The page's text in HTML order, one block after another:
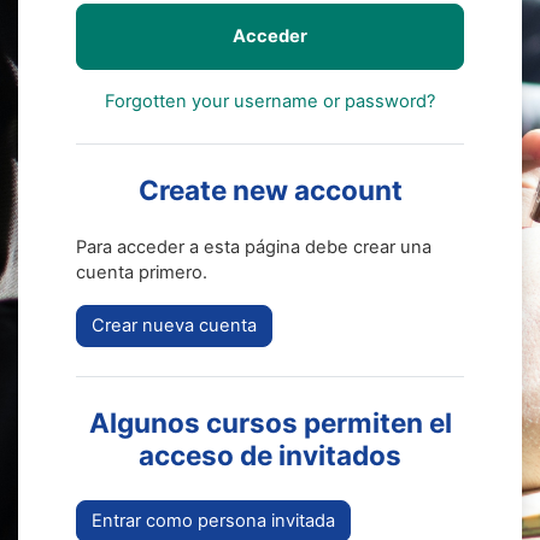
Acceder
Forgotten your username or password?
Create new account
Para acceder a esta página debe crear una
cuenta primero.
Crear nueva cuenta
Algunos cursos permiten el
acceso de invitados
Entrar como persona invitada